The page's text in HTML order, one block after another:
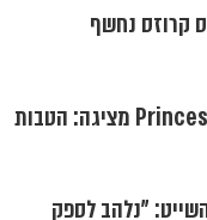
קרוזס נחשף
חברת השייט Princess Cruises מציגה: הטבות
"נלהב לספק